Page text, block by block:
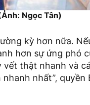
Ngọc Tân)
kỳ hơn nữa.
hơn sự ứng phó
thật nhanh và
nhất”, quyền